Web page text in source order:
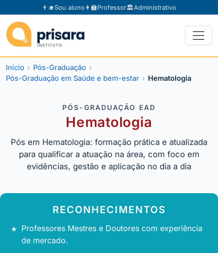
👨‍🎓Sou aluno 👩‍🏫Professor🏛️Administrativo
Início
Pós-Graduação
Pós-Graduação em Saúde e bem-estar
Hematologia
PÓS-GRADUAÇÃO EAD
Hematologia
Pós em Hematologia: formação prática e atualizada
para qualificar a atuação na área, com foco em
evidências, gestão e aplicação no dia a dia
RECONHECIMENTOS
Professores Mestres e Doutores com experiência
de mercado.